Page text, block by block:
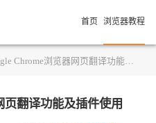
首页 浏览器教程
Chrome浏览器网页翻译功能及插件使用
页翻译功能及插件使用